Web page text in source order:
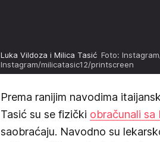
Luka Vildoza i Milica Tasić Foto:
Instagram/milicatasic12/printscreen
Prema ranijim navodima
Tasić su se fizički obračunali sa
saobraćaju. Navodno su